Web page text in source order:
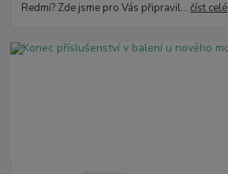
Redmi? Zde jsme pro Vás připravil...číst celé